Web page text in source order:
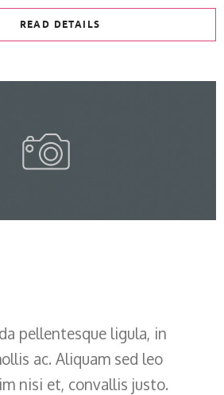
READ DETAILS
pellentesque ligula, in
ac. Aliquam sed leo
nisi et, convallis justo.